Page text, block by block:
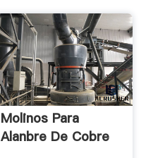
Molinos Para
Alanbre De Cobre